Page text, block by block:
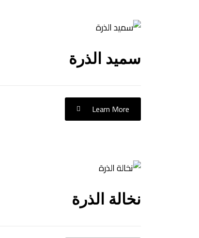
سميد الذرة
Learn More
نخالة الذرة